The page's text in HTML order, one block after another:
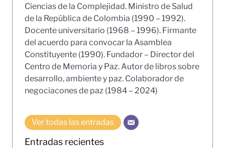
Ciencias de la Complejidad. Ministro de Salud
de la República de Colombia (1990 – 1992).
Docente universitario (1968 – 1996). Firmante
del acuerdo para convocar la Asamblea
Constituyente (1990). Fundador – Director del
Centro de Memoria y Paz. Autor de libros sobre
desarrollo, ambiente y paz. Colaborador de
negociacones de paz (1984 – 2024)
Ver todas las entradas
Entradas recientes